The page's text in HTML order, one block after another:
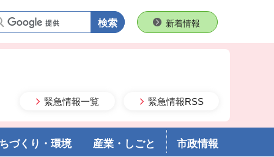
緊急情報一覧 緊急情報RSS
語句で検索新着情報
づくり・環境 産業・しごと 市政情報